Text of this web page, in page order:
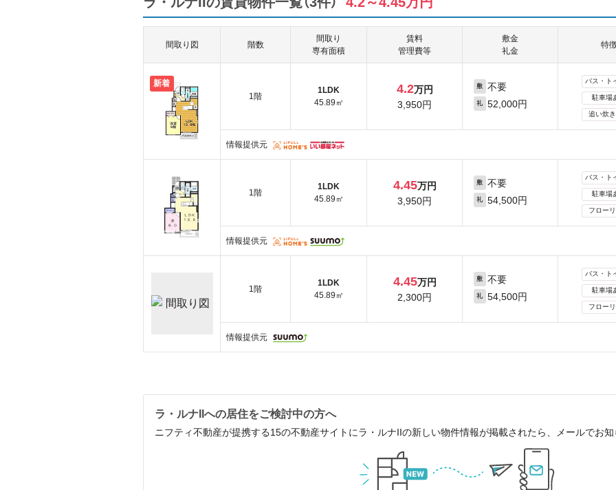
間取り図 階数
間取り
専有面積
賃料
管理費等
敷金
礼金
特
新着
1階
1LDK
45.89㎡
4.2万円
3,950円
敷 不要
礼 52,000円
バス・ト
駐車場
追い炊
情報提供元
1階
1LDK
45.89㎡
4.45万円
3,950円
敷 不要
礼 54,500円
バス・ト
駐車場
フロー
情報提供元
1階
1LDK
45.89㎡
4.45万円
2,300円
敷 不要
礼 54,500円
バス・ト
駐車場
フロー
情報提供元
ラ・ルナIIへの居住をご検討中の方へ
ニフティ不動産が提携する15の不動産サイトにラ・ルナIIの新しい物件情報が掲載されたら、メールでお知